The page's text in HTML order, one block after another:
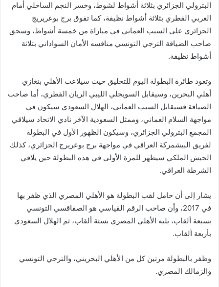
البترولي الجزائري بثلاثة أشواط لشوط، وخسر النجم الساحلي أمام
العربي القطري بثلاثة أشواط نظيفة، كما تفوق برج بوعريريج
الجزائري على السيب العماني في مباراة من خمسة أشواط، وسحق
صاحب الضيافة الترجي التونسي منافسه الأمان السواداني بثلاثة
أشواط نظيفة.
وتعود طائرة البطولة اليوم للتحليق حيث سيلاعب الأهلي بنغازي
أهلي البحرين، وسيقابل السويحلي الليبي الريان القطري، أما صاحب
الضيافة فسيقابل السيب العماني، الهلال السعودي سيكون في
مواجهة السلام العماني، وممثل السعودية الآخر نادي الاتحاد سيلاقي
المجمع البترولي الجزائري، وسيكون الظهور الأول في البطولة
لفريق البيشمركة العراقي في مواجهة برج بوعريرج الجزائري، كذلك
الجيش الملكي سيظهر للمرة الأولى في هذه البطولة حين يلاقي
الشرطة العراقي.
يشار إلى أن حامل لقب البطولة هو الأهلي المصري الذي ظفر بها
في 2017، وأن صاحب الرقم القياسي هو الصفاقسي التونسي
بسبعة ألقاب، يليه الأهلي المصري بستة ألقاب، ثم الهلال السعودي
بأربعة ألقاب.
وظفر بالبطولة مرتين كل من الأهلي البحريني، والترجي التونسي
والزمالك المصري.